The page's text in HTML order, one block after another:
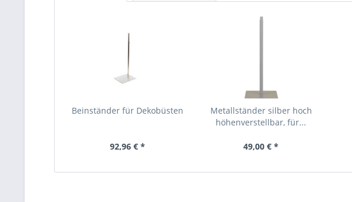
Beinständer für Dekobüsten
92,96 € *
Metallständer silber hoch
höhenverstellbar, für...
49,00 € *